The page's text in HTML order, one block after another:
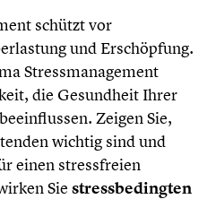
schützt vor
und Erschöpfung.
Stressmanagement
die Gesundheit Ihrer
Zeigen Sie,
wichtig sind und
einen stressfreien
Sie stressbedingten